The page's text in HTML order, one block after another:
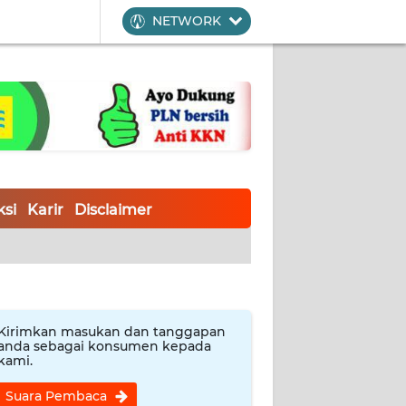
NETWORK
Karir Disclaimer
masukan dan tanggapan
sebagai konsumen kepada
Suara Pembaca